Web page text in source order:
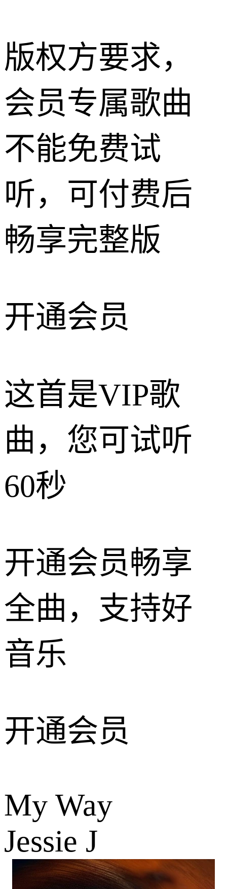
版权方要求，
会员专属歌曲
不能免费试
听，可付费后
畅享完整版
开通会员
这首是VIP歌
曲，您可试听
60秒
开通会员畅享
全曲，支持好
音乐
开通会员
My Way
Jessie J